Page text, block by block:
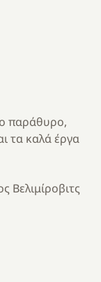
παράθυρο,
τα καλά έργα
Βελιμίροβιτς